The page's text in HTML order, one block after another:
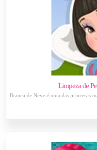
Limpeza de
Branca de Neve é ​​uma das princesas